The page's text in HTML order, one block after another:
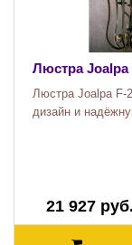
Люстра Joalpa
Люстра Joalpa F-
дизайн и
21 927 руб.